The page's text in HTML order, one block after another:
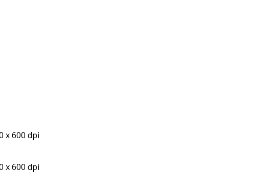
x 600 dpi
x 600 dpi